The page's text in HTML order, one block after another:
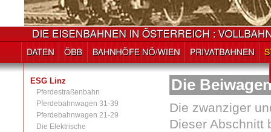
ESG Linz
Pferdestraßenbahn
Pferdebahnwagen 31-39
Pferdebahnwagen 21-29
Die Elektrische
Die
Die zwanziger
Dieser Abschnitt